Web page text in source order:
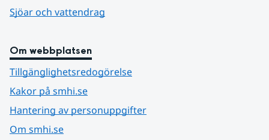
Sjöar och vattendrag
Om webbplatsen
Tillgänglighetsredogörelse
Kakor på smhi.se
Hantering av personuppgifter
Om smhi.se